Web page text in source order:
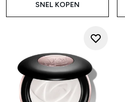
SNEL KOPEN